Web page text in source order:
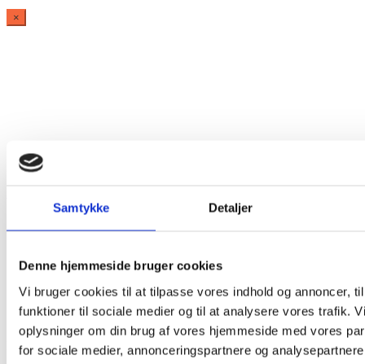
Samtykke Detaljer
Denne hjemmeside bruger cookies
Vi bruger cookies til at tilpasse vores indhold og annoncer,
funktioner til sociale medier og til at analysere vores trafik.
oplysninger om din brug af vores hjemmeside med vores
for sociale medier, annonceringspartnere og
×
Har du husket tilbehør?